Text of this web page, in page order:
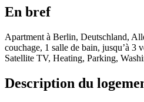
En bref
Apartment à Berlin, Deutschland,
couchage, 1 salle de bain, jusqu’à 3
Satellite TV, Heating, Parking,
Description du